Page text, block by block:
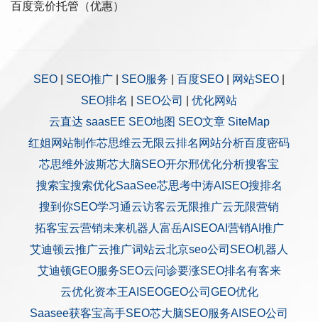
百度竞价托管（优惠）
SEO SEO推广 SEO服务 百度SEO 网站SEO
SEO排名
SEO公司
优化网站
云直达 saasEE SEO地图 SEO文章 SiteMap
红姐网站制作芯思维云无限云排名 网站分析百度密码
芯思维外波斯芯大脑SEO开尔邢优化分析搜客宝
搜索宝搜索优化SaaSee芯思考中涛AISEO搜排名
搜到你SEO学习通云访客云无限推广云无限营销
拓客宝云营销未来机器人 富岳AISEOAI营销AI推广
艾迪顿云推广云推广词站云北京seo公司 SEO机器人
艾迪顿GEO服务SEO云问诊要涨SEO排名有客来
云优化资本王AISEOGEO公司 GEO优化
Saasee获客宝高手SEO芯大脑SEO服务AISEO公司